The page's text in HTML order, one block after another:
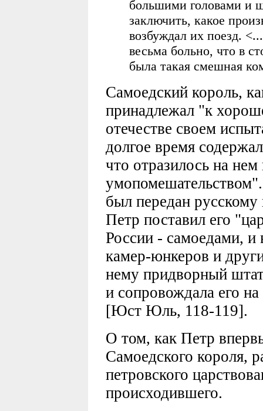
большими головами и
заключить, какое
возбуждал их поезд.
весьма больно, что в
была такая смешная
Самоедский король,
принадлежал "к
отечестве своем
долгое время
что отразилось на
был передан
Петр поставил его
России - самоедами, и
камер-юнкеров и
нему придворный
и сопровождала его
[Юст Юль, 118-119].
О том, как Петр
Самоедского короля,
петровского
происходившего.